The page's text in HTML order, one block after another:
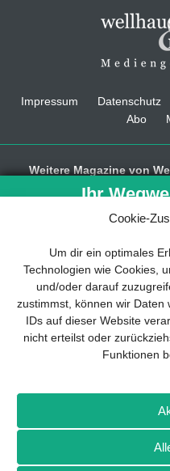
Cookie-
Um dir ein optimales
Technologien wie Cookies,
und/oder darauf
zustimmst, können wir
IDs auf dieser Website
nicht erteilst oder
Funktionen
Impressum Datenschutz
Abo
Weitere Magazine von
BROT BROTpro
Ihr
jedes
das
im